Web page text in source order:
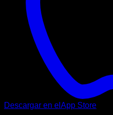
Descargar en el App Store